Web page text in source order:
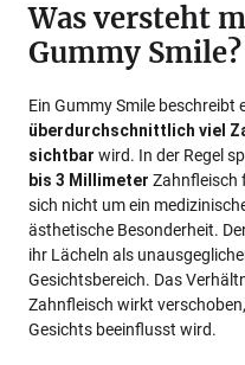
Was versteht
Gummy Smile?
Ein Gummy Smile beschreibt
überdurchschnittlich viel
sichtbar wird. In der Regel
bis 3 Millimeter Zahnfleisch
sich nicht um ein
ästhetische Besonderheit.
ihr Lächeln als
Gesichtsbereich. Das
Zahnfleisch wirkt
Gesichts beeinflusst wird.